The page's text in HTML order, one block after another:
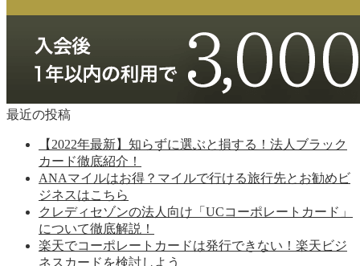
最近の投稿
【2022年最新】知らずに選ぶと損する！法人ブラック
カード徹底紹介！
ANAマイルはお得？マイルで行ける旅行先とお勧めビ
ジネスはこちら
クレディセゾンの法人向け「UCコーポレートカード」
について徹底解説！
楽天でコーポレートカードは発行できない！楽天ビジ
ネスカードを検討しよう